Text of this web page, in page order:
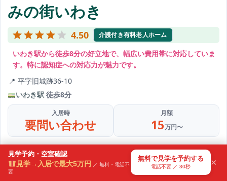
みの街いわき
4.50 介護付き有料老人ホーム
いわき駅から徒歩8分の好立地で、幅広い費用帯に対応していま
す。特に認知症への対応力が魅力です。
平字旧城跡36-10
いわき駅 徒歩8分
入居時
要問い合わせ
月額
15万円〜
受け入れ目安
自立 要支援 要介護 65歳以上
認知症相談可
福岡県 / 55代・女性
見学日程を調整してもらいました
28分前
見学予約・空室確認
見学→入居で最大5万円
／ 無料・電話不
要
無料で見学を予約する
電話不要 ／ 30秒 ×